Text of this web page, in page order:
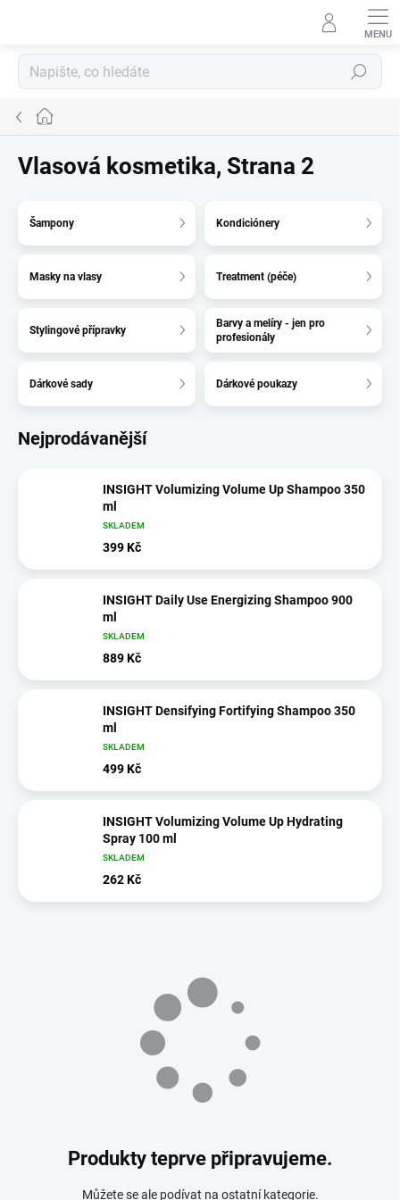
Hledat
Domů
Vlasová kosmetika, Strana 2
Šampony Kondiciónery
Masky na vlasy Treatment (péče)
Stylingové přípravky
Barvy a melíry - jen pro
profesionály
Dárkové sady Dárkové poukazy
Nejprodávanější
INSIGHT Volumizing Volume Up Shampoo 350
ml
SKLADEM
399 Kč
INSIGHT Daily Use Energizing Shampoo 900
ml
SKLADEM
889 Kč
INSIGHT Densifying Fortifying Shampoo 350
ml
SKLADEM
499 Kč
INSIGHT Volumizing Volume Up Hydrating
Spray 100 ml
SKLADEM
262 Kč
Produkty teprve připravujeme.
Můžete se ale podívat na ostatní kategorie.